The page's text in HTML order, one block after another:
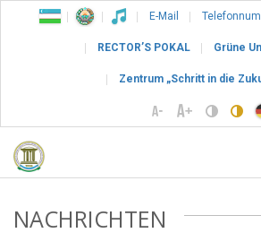
E-Mail
RECTOR’S POKAL Grüne
Zentrum „Schritt in die
NACHRICHTEN